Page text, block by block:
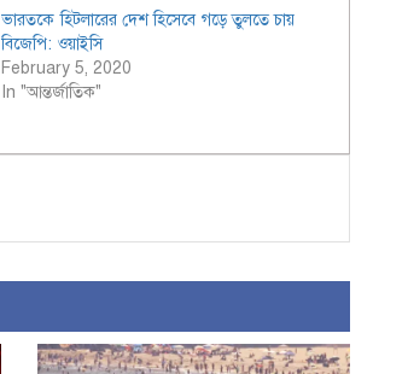
ভারতকে হিটলারের দেশ হিসেবে গড়ে তুলতে চায়
বিজেপি: ওয়াইসি
February 5, 2020
In "আন্তর্জাতিক"